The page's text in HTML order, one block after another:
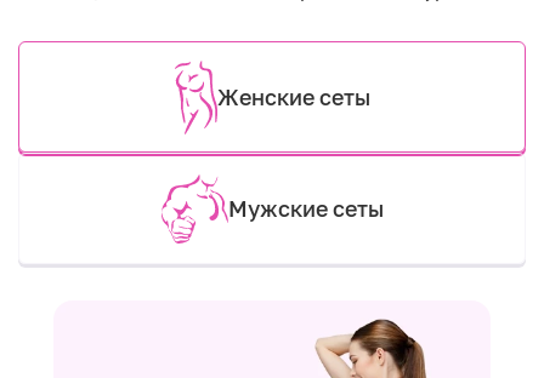
Женские сеты
Мужские сеты